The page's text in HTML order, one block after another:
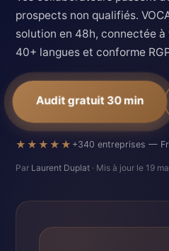
prospects non qualifiés.
solution en 48h, connectée
40+ langues et conforme
Audit gratuit 30 min
★★★★★ +340 entreprises —
Par Laurent Duplat · Mis à jour le 19